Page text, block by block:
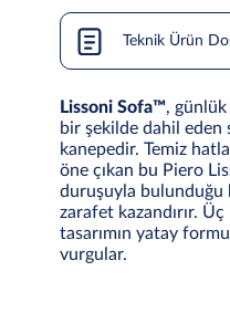
Teknik Ürün
Lissoni Sofa™,
bir şekilde dahil
kanepedir. Temiz
öne çıkan bu Piero
duruşuyla bulunduğu
zarafet kazandırır.
tasarımın yatay
vurgular.